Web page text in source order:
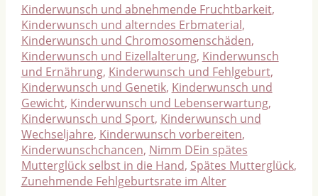
Kinderwunsch und abnehmende Fruchtbarkeit,
Kinderwunsch und alterndes Erbmaterial,
Kinderwunsch und Chromosomenschäden,
Kinderwunsch und Eizellalterung, Kinderwunsch
und Ernährung, Kinderwunsch und Fehlgeburt,
Kinderwunsch und Genetik, Kinderwunsch und
Gewicht, Kinderwunsch und Lebenserwartung,
Kinderwunsch und Sport, Kinderwunsch und
Wechseljahre, Kinderwunsch vorbereiten,
Kinderwunschchancen, Nimm DEin spätes
Mutterglück selbst in die Hand, Spätes Mutterglück,
Zunehmende Fehlgeburtsrate im Alter